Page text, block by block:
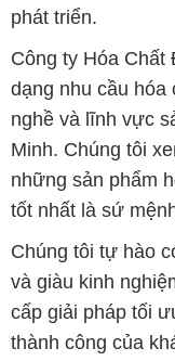
phát triển.
Công ty Hóa
dạng nhu cầu hóa
nghề và lĩnh vực
Minh. Chúng tôi
những sản phẩm
tốt nhất là sứ
Chúng tôi tự hào
và giàu kinh
cấp giải pháp tối
thành công của